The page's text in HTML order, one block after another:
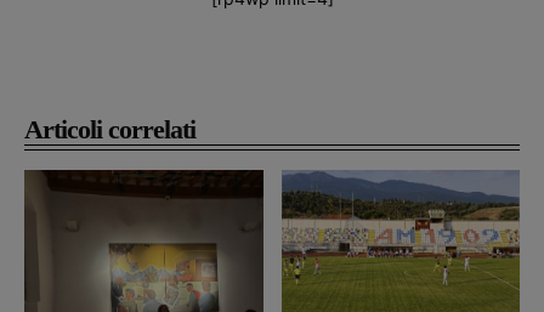
Articoli correlati